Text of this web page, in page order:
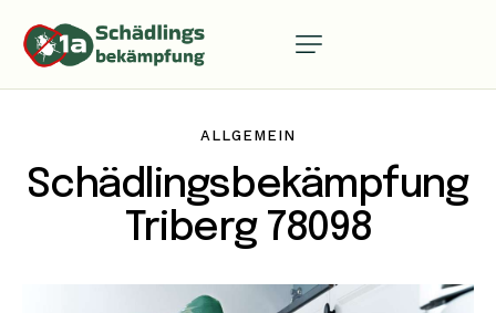
ALLGEMEIN
Schädlingsbekämpfung
Triberg 78098